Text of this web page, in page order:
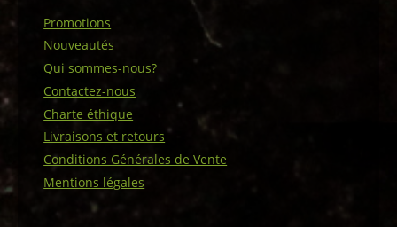
Promotions
Nouveautés
Qui sommes-nous?
Contactez-nous
Charte éthique
Livraisons et retours
Conditions Générales de Vente
Mentions légales